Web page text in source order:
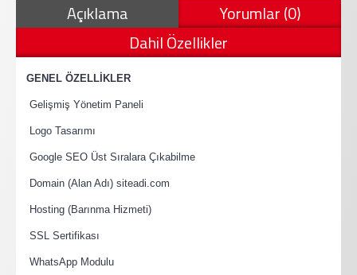
Açıklama
Yorumlar (0)
Dahil Özellikler
GENEL ÖZELLİKLER
Gelişmiş Yönetim Paneli
Logo Tasarımı
Google SEO Üst Sıralara Çıkabilme
Domain (Alan Adı) siteadi.com
Hosting (Barınma Hizmeti)
SSL Sertifikası
WhatsApp Modulu